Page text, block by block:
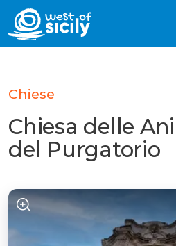
Chiese
Chiesa delle
del Purgatorio